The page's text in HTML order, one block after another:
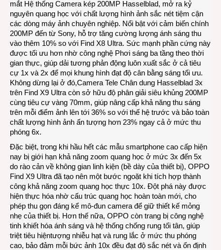
mắt Hệ thống Camera kép 200MP Hasselblad, mở ra kỷ
nguyên quang học với chất lượng hình ảnh sắc nét tiệm cận
các dòng máy ảnh chuyên nghiệp. Nổi bật với cảm biến chính
200MP đến từ Sony, hỗ trợ tăng cường lượng ánh sáng thu
vào thêm 10% so với Find X8 Ultra. Sức mạnh phần cứng này
được tối ưu hơn nhờ công nghệ Phơi sáng ba tầng theo thời
gian thực, giúp dải tương phản động luôn xuất sắc ở cả tiêu
cự 1x và 2x để mọi khung hình đạt độ cân bằng sáng tối ưu.
Không dừng lại ở đó,Camera Tele Chân dung Hasselblad 3x
trên Find X9 Ultra còn sở hữu độ phân giải siêu khủng 200MP
cùng tiêu cự vàng 70mm, giúp nâng cấp khả năng thu sáng
trên mỗi điểm ảnh lên tới 36% so với thế hệ trước và bảo toàn
chất lượng hình ảnh ấn tượng hơn 23% ngay cả ở mức thu
phóng 6x.
Đặc biệt, trong khi hầu hết các mẫu smartphone cao cấp hiện
nay bị giới hạn khả năng zoom quang học ở mức 3x đến 5x
do rào cản về không gian linh kiện (bề dày của thiết bị), OPPO
Find X9 Ultra đã tạo nên một bước ngoặt khi tích hợp thành
công khả năng zoom quang học thực 10x. Đột phá này được
hiện thực hóa nhờ cấu trúc quang học hoàn toàn mới, cho
phép thu gọn đáng kể mô-đun camera để giữ thiết kế mỏng
nhẹ của thiết bị. Hơn thế nữa, OPPO còn trang bị công nghệ
tinh khiết hóa ánh sáng và hệ thống chống rung tối tân, giúp
triệt tiêu hiệntượng nhiễu hạt và rung lắc ở mức thu phóng
cao, bảo đảm mỗi bức ảnh 10x đều đạt độ sắc nét và ổn định